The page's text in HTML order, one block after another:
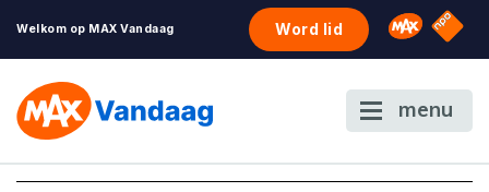
Welkom op MAX Vandaag Word lid Omroep
NPO
menu